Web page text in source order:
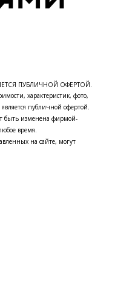
ПУБЛИЧНОЙ ОФЕРТОЙ.
характеристик, фото,
публичной офертой.
быть изменена фирмой-
время.
на сайте, могут